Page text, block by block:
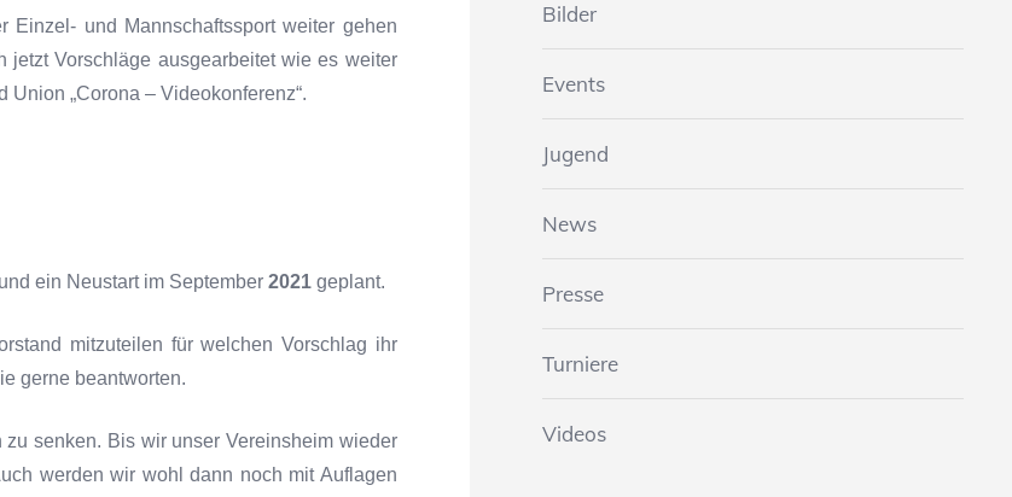
Einzel- und Mannschaftssport weiter gehen
Vorschläge ausgearbeitet wie es weiter
„Corona – Videokonferenz“.
ein Neustart im September 2021 geplant.
mitzuteilen für welchen Vorschlag ihr
gerne beantworten.
senken. Bis wir unser Vereinsheim wieder
werden wir wohl dann noch mit Auflagen
Bilder
Events
Jugend
News
Presse
Turniere
Videos